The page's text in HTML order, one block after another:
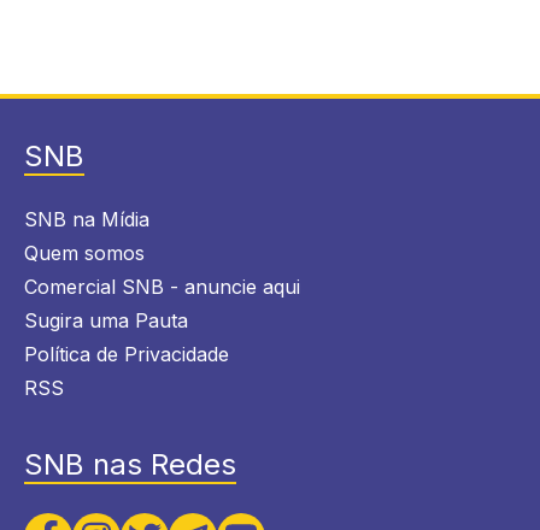
SNB
SNB na Mídia
Quem somos
Comercial SNB - anuncie aqui
Sugira uma Pauta
Política de Privacidade
RSS
SNB nas Redes